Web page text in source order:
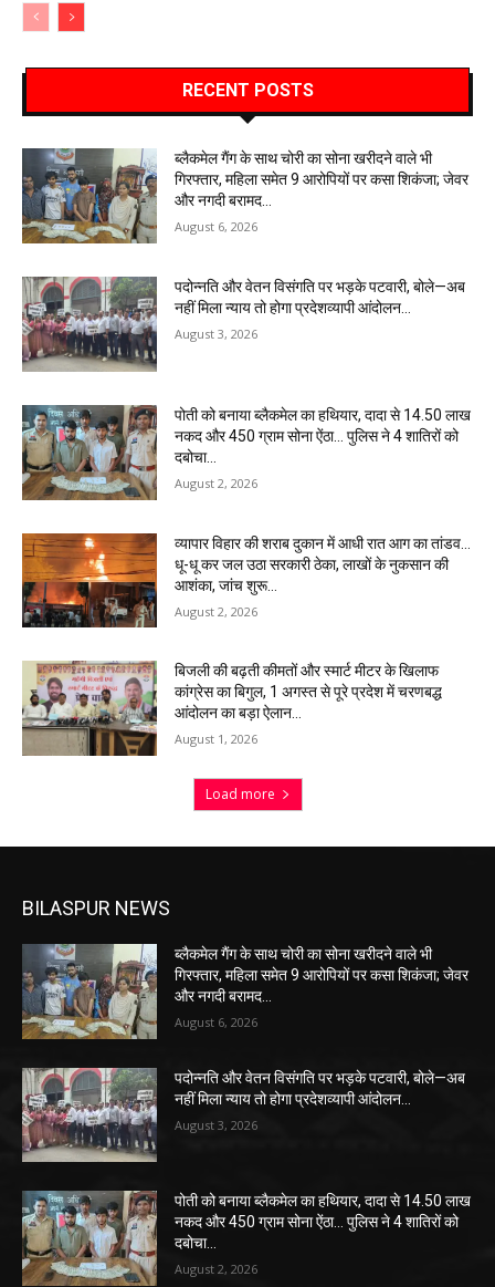
RECENT POSTS
ब्लैकमेल गैंग के साथ चोरी का सोना खरीदने वाले भी
गिरफ्तार, महिला समेत 9 आरोपियों पर कसा शिकंजा; जेवर
और नगदी बरामद…
August 6, 2026
पदोन्नति और वेतन विसंगति पर भड़के पटवारी, बोले—अब
नहीं मिला न्याय तो होगा प्रदेशव्यापी आंदोलन…
August 3, 2026
पोती को बनाया ब्लैकमेल का हथियार, दादा से 14.50 लाख
नकद और 450 ग्राम सोना ऐंठा… पुलिस ने 4 शातिरों को
दबोचा…
August 2, 2026
व्यापार विहार की शराब दुकान में आधी रात आग का तांडव…
धू-धू कर जल उठा सरकारी ठेका, लाखों के नुकसान की
आशंका, जांच शुरू…
August 2, 2026
बिजली की बढ़ती कीमतों और स्मार्ट मीटर के खिलाफ
कांग्रेस का बिगुल, 1 अगस्त से पूरे प्रदेश में चरणबद्ध
आंदोलन का बड़ा ऐलान…
August 1, 2026
Load more
BILASPUR NEWS
ब्लैकमेल गैंग के साथ चोरी का सोना खरीदने वाले भी
गिरफ्तार, महिला समेत 9 आरोपियों पर कसा शिकंजा; जेवर
और नगदी बरामद…
August 6, 2026
पदोन्नति और वेतन विसंगति पर भड़के पटवारी, बोले—अब
नहीं मिला न्याय तो होगा प्रदेशव्यापी आंदोलन…
August 3, 2026
पोती को बनाया ब्लैकमेल का हथियार, दादा से 14.50 लाख
नकद और 450 ग्राम सोना ऐंठा… पुलिस ने 4 शातिरों को
दबोचा…
August 2, 2026